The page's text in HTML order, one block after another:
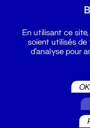
En utilisant ce
soient utilisés de
d'analyse pour